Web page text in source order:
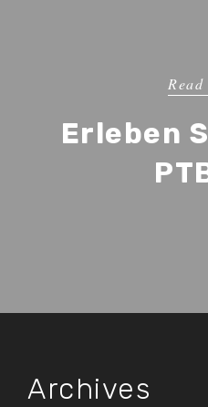
Erleben
Archives